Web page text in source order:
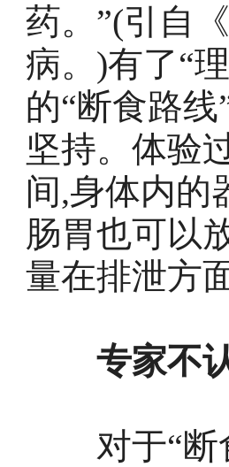
药。”(引自
病。)有了“
的“断食路
坚持。体验
间,身体内的
肠胃也可以
量在排泄方
专家不
对于“断食